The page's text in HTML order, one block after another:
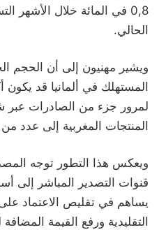
0,8 في المائة خلال الأشهر
الحالي.
ويشير مهنيون إلى أن الحجم
المستهلك في ألمانيا قد يكون
لمرور جزء من الصادرات عبر
المنتجات المغربية إلى عدد من
ويعكس هذا التطور توجه
قنوات التصدير المباشر إلى
يساهم في تقليص الاعتماد
التقليدية ورفع القيمة